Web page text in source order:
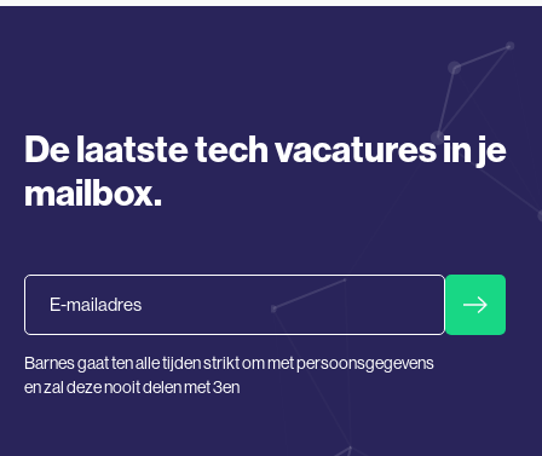
De laatste tech vacatures in je
mailbox.
Barnes gaat ten alle tijden strikt om met persoonsgegevens
en zal deze nooit delen met 3en